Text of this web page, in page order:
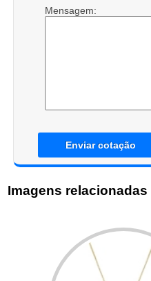
Mensagem:
Enviar cotação
Imagens relacionadas